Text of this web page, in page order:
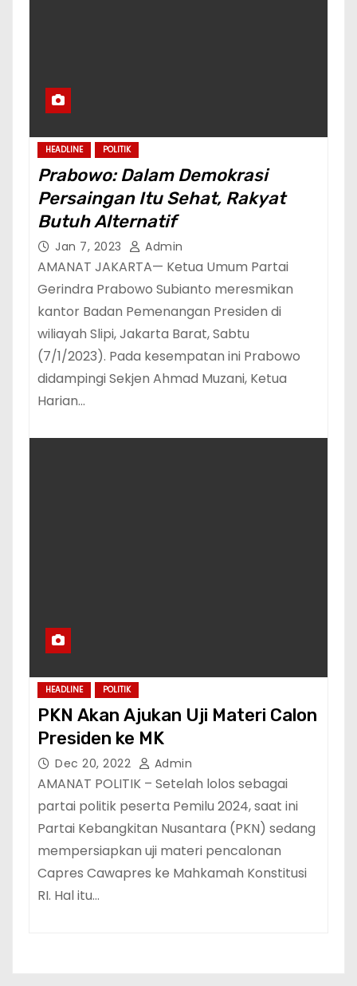
HEADLINE POLITIK
Prabowo: Dalam Demokrasi
Persaingan Itu Sehat, Rakyat
Butuh Alternatif
Jan 7, 2023 Admin
AMANAT JAKARTA— Ketua Umum Partai
Gerindra Prabowo Subianto meresmikan
kantor Badan Pemenangan Presiden di
wiliayah Slipi, Jakarta Barat, Sabtu
(7/1/2023). Pada kesempatan ini Prabowo
didampingi Sekjen Ahmad Muzani, Ketua
Harian…
HEADLINE POLITIK
PKN Akan Ajukan Uji Materi Calon
Presiden ke MK
Dec 20, 2022 Admin
AMANAT POLITIK – Setelah lolos sebagai
partai politik peserta Pemilu 2024, saat ini
Partai Kebangkitan Nusantara (PKN) sedang
mempersiapkan uji materi pencalonan
Capres Cawapres ke Mahkamah Konstitusi
RI. Hal itu…